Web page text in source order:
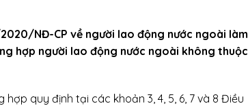
NĐ-CP về người lao động nước ngoài làm
hợp người lao động nước ngoài không thuộc
quy định tại các khoản 3, 4, 5, 6, 7 và 8 Điều